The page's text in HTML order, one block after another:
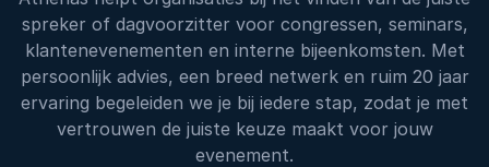
spreker of dagvoorzitter voor congressen, seminars,
klantenevenementen en interne bijeenkomsten. Met
persoonlijk advies, een breed netwerk en ruim 20 jaar
ervaring begeleiden we je bij iedere stap, zodat je met
vertrouwen de juiste keuze maakt voor jouw
evenement.